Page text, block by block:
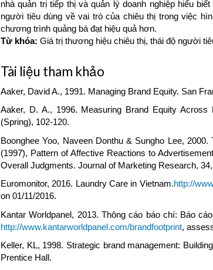
nhà quản trị tiếp thị và quản lý doanh nghiệp hiểu
người tiêu dùng về vai trò của chiêu thị trong việc
chương trình quảng bá đạt hiệu quả hơn.
Từ khóa: Giá trị thương hiệu chiêu thị, thái độ người
Article
Details
Tài liệu tham khảo
Aaker, David A., 1991. Managing Brand Equity. San
Aaker, D. A., 1996. Measuring Brand Equity
(Spring), 102-120.
Boonghee Yoo, Naveen Donthu & Sungho Lee,
(1997), Pattern of Affective Reactions to
Overall Judgments. Journal of Marketing Research,
Euromonitor, 2016. Laundry Care in Vietnam.http://
on 01/11/2016.
Kantar Worldpanel, 2013. Thông cáo báo chí: Báo
http://www.kantarworldpanel.com/brandfootprint,
Keller, KL, 1998. Strategic brand management:
Prentice Hall.